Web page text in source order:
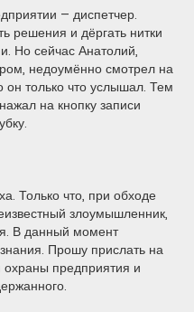
– диспетчер.
решения и дёргать нитки
Но сейчас Анатолий,
недоумённо смотрел на
он только что услышал. Тем
на кнопку записи
Только что, при обходе
злоумышленник,
В данный момент
Прошу прислать на
охраны предприятия и